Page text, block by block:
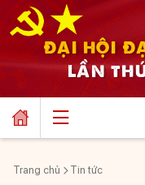
ĐẠI HỘI
LẦN
Trang chủ Tin tức